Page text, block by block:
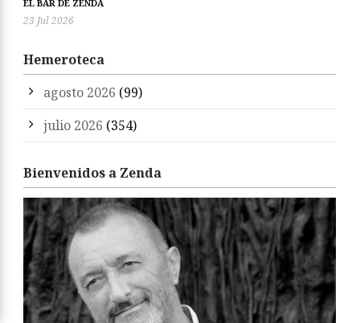
EL BAR DE ZENDA
23 Jul 2026
Hemeroteca
agosto 2026 (99)
julio 2026 (354)
Bienvenidos a Zenda